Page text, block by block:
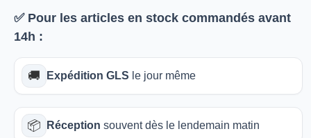
✅ Pour les articles en stock commandés avant
14h :
🚚 Expédition GLS le jour même
📦 Réception souvent dès le lendemain matin